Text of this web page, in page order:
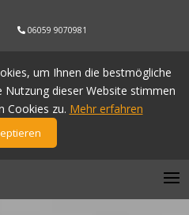
um Ihnen die bestmögliche
Nutzung dieser Website stimmen
Cookies zu. Mehr erfahren
06059 9070981